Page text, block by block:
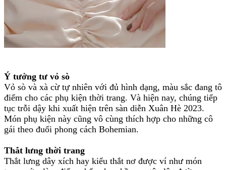
Ý tưởng tư vỏ sò
Vỏ sò và xà cừ tự nhiên với đủ hình dạng, màu sắc đang tô
điểm cho các phụ kiện thời trang. Và hiện nay, chúng tiếp
tục trỗi dậy khi xuất hiện trên sàn diễn Xuân Hè 2023.
Món phụ kiện này cũng vô cùng thích hợp cho những cô
gái theo đuổi phong cách Bohemian.
Thắt lưng thời trang
Thắt lưng dây xích hay kiểu thắt nơ được ví như món